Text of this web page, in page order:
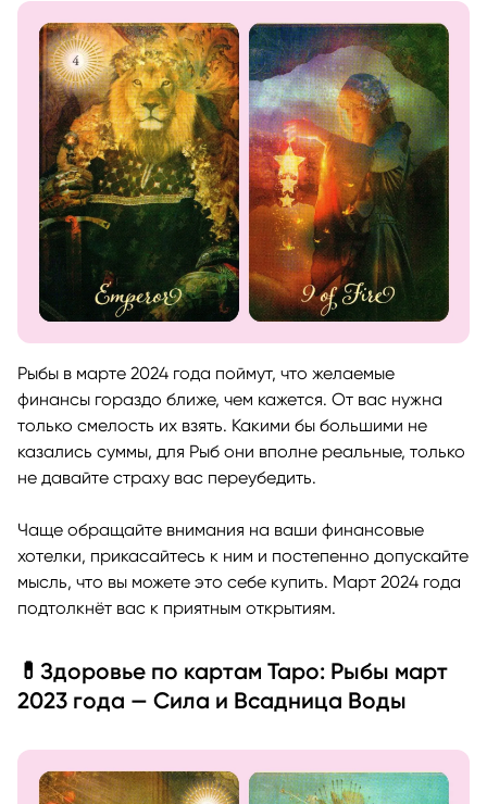
Рыбы в марте 2024 года поймут, что желаемые
финансы гораздо ближе, чем кажется. От вас нужна
только смелость их взять. Какими бы большими не
казались суммы, для Рыб они вполне реальные, только
не давайте страху вас переубедить.
Чаще обращайте внимания на ваши финансовые
хотелки, прикасайтесь к ним и постепенно допускайте
мысль, что вы можете это себе купить. Март 2024 года
подтолкнёт вас к приятным открытиям.
💊Здоровье по картам Таро: Рыбы март
2023 года — Сила и Всадница Воды